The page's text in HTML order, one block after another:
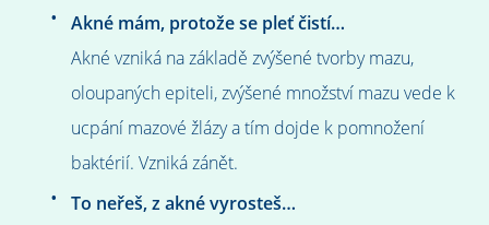
Akné mám, protože se pleť čistí…
Akné vzniká na základě zvýšené tvorby mazu,
oloupaných epiteli, zvýšené množství mazu vede k
ucpání mazové žlázy a tím dojde k pomnožení
baktérií. Vzniká zánět.
To neřeš, z akné vyrosteš…